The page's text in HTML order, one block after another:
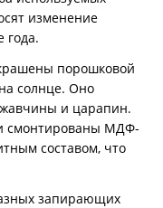
изменение
года.
порошковой
солнце. Оно
и царапин.
смонтированы МДФ-
составом, что
запирающих